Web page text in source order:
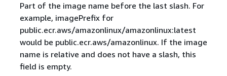
Part of the image name before the last slash. For
example, imagePrefix for
public.ecr.aws/amazonlinux/amazonlinux:latest
would be public.ecr.aws/amazonlinux. If the image
name is relative and does not have a slash, this
field is empty.